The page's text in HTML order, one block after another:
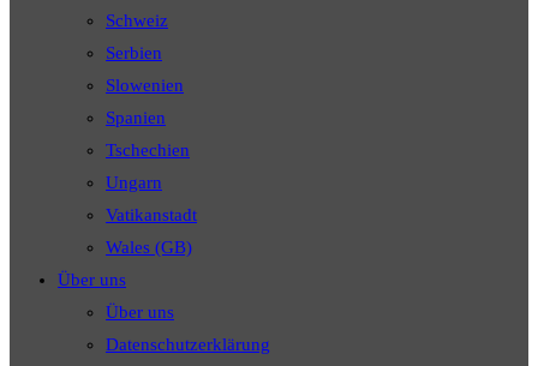
Schweiz
Serbien
Slowenien
Spanien
Tschechien
Ungarn
Vatikanstadt
Wales (GB)
Über uns
Über uns
Datenschutzerklärung